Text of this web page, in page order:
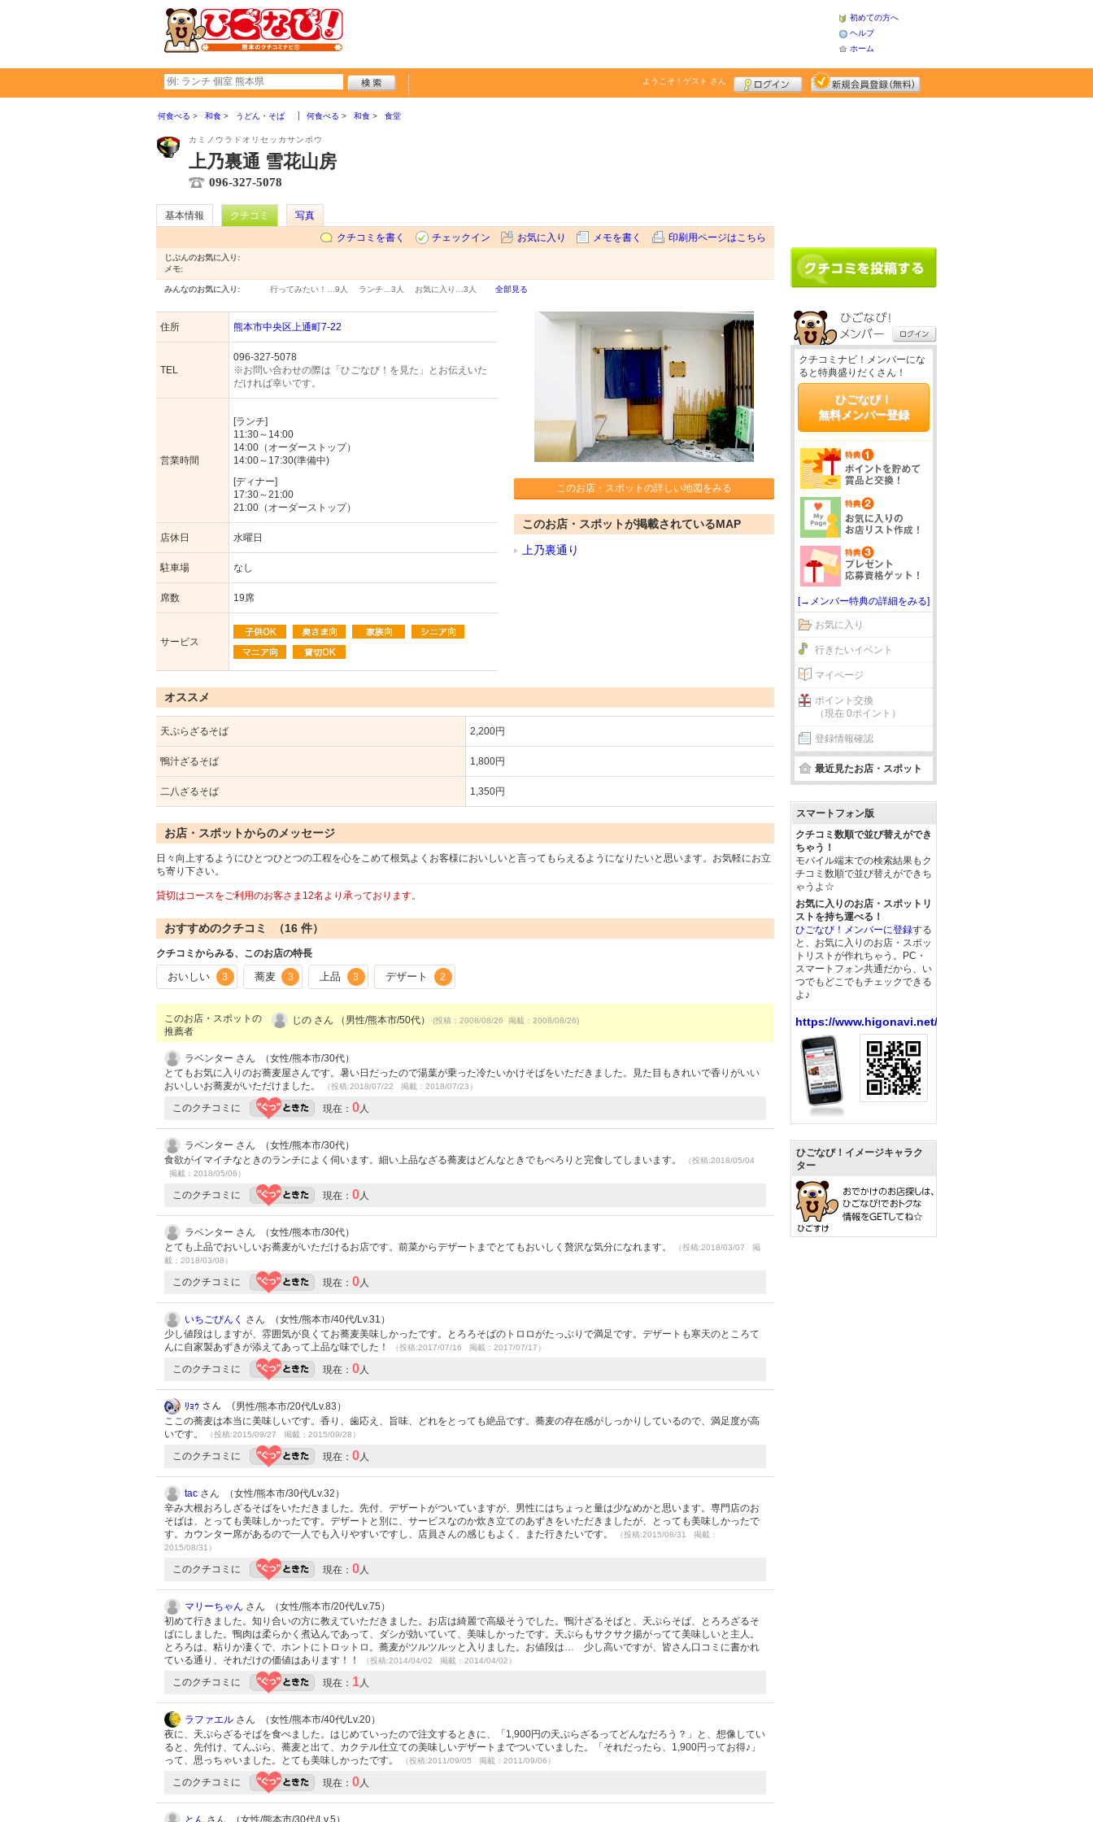
初めての方へ
ヘルプ
ホーム
ようこそ！ ゲスト さん
何食べる 和食 うどん・そば 何食べる 和食 食堂
カミノウラドオリセッカサンボウ
上乃裏通 雪花山房
096-327-5078
基本情報 クチコミ
写真
クチコミを書く
チェックイン お気に入り メモを書く 印刷用ページはこちら
じぶんのお気に入り:
メモ:
みんなのお気に入り: 行ってみたい！… 9人 ランチ… 3人 お気に入り… 3人 全部見る
住所 熊本市中央区上通町7-22
TEL
096-327-5078
※お問い合わせの際は「ひごなび！を見た」とお伝えいた
だければ幸いです。
営業時間
[ランチ]
11:30～14:00
14:00（オーダーストップ）
14:00～17:30(準備中)
[ディナー]
17:30～21:00
21:00（オーダーストップ）
店休日 水曜日
駐車場 なし
席数 19席
サービス
このお店・スポットの詳しい地図をみる
このお店・スポットが掲載されているMAP
上乃裏通り
オススメ
天ぷらざるそば 2,200円
鴨汁ざるそば 1,800円
二八ざるそば 1,350円
お店・スポットからのメッセージ
日々向上するようにひとつひとつの工程を心をこめて根気よくお客様においしいと言ってもらえるようになりたいと思います。お気軽にお立
ち寄り下さい。
貸切はコースをご利用のお客さま12名より承っております。
おすすめのクチコミ （16 件）
クチコミからみる、このお店の特長
おいしい 3 蕎麦 3 上品 3 デザート 2
このお店・スポットの
推薦者
じの さん （男性/熊本市/50代） (投稿：2008/08/26 掲載：2008/08/26)
ラベンター さん （女性/熊本市/30代）
とてもお気に入りのお蕎麦屋さんです。暑い日だったので湯葉が乗った冷たいかけそばをいただきました。見た目もきれいで香りがいい
おいしいお蕎麦がいただけました。
（投稿:2018/07/22 掲載：2018/07/23）
このクチコミに 現在： 0 人
ラベンター さん （女性/熊本市/30代）
食欲がイマイチなときのランチによく伺います。細い上品なざる蕎麦はどんなときでもぺろりと完食してしまいます。
（投稿:2018/05/04
掲載：2018/05/06）
このクチコミに 現在： 0 人
ラベンター さん （女性/熊本市/30代）
とても上品でおいしいお蕎麦がいただけるお店です。前菜からデザートまでとてもおいしく贅沢な気分になれます。
（投稿:2018/03/07 掲
載：2018/03/08）
このクチコミに 現在： 0 人
いちごぴんく さん （女性/熊本市/40代/Lv.31）
少し値段はしますが、雰囲気が良くてお蕎麦美味しかったです。とろろそばのトロロがたっぷりで満足です。デザートも寒天のところて
んに自家製あずきが添えてあって上品な味でした！
（投稿:2017/07/16 掲載：2017/07/17）
このクチコミに 現在： 0 人
ﾘｮｳ さん （男性/熊本市/20代/Lv.83）
ここの蕎麦は本当に美味しいです。香り、歯応え、旨味、どれをとっても絶品です。蕎麦の存在感がしっかりしているので、満足度が高
いです。
（投稿:2015/09/27 掲載：2015/09/28）
このクチコミに 現在： 0 人
tac さん （女性/熊本市/30代/Lv.32）
辛み大根おろしざるそばをいただきました。先付、デザートがついていますが、男性にはちょっと量は少なめかと思います。専門店のお
そばは、とっても美味しかったです。デザートと別に、サービスなのか炊き立てのあずきをいただきましたが、とっても美味しかったで
す。カウンター席があるので一人でも入りやすいですし、店員さんの感じもよく、また行きたいです。
（投稿:2015/08/31 掲載：
2015/08/31）
このクチコミに 現在： 0 人
マリーちゃん さん （女性/熊本市/20代/Lv.75）
初めて行きました。知り合いの方に教えていただきました。お店は綺麗で高級そうでした。鴨汁ざるそばと、天ぷらそば、とろろざるそ
ばにしました。鴨肉は柔らかく煮込んであって、ダシが効いていて、美味しかったです。天ぷらもサクサク揚がってて美味しいと主人。
とろろは、粘りか凄くで、ホントにトロットロ。蕎麦がツルツルッと入りました。お値段は… 少し高いですが、皆さん口コミに書かれ
ている通り、それだけの価値はあります！！
（投稿:2014/04/02 掲載：2014/04/02）
このクチコミに 現在： 1 人
ラファエル さん （女性/熊本市/40代/Lv.20）
夜に、天ぷらざるそばを食べました。はじめていったので注文するときに、「1,900円の天ぷらざるってどんなだろう？」と、想像してい
ると、先付け、てんぷら、蕎麦と出て、カクテル仕立ての美味しいデザートまでついていました。「それだったら、1,900円ってお得♪」
って、思っちゃいました。とても美味しかったです。
（投稿:2011/09/05 掲載：2011/09/06）
このクチコミに 現在： 0 人
とん さん （女性/熊本市/30代/Lv.5）
クチコミナビ！メンバーにな
ると特典盛りだくさん！
ひごなび！
無料メンバー登録
[→メンバー特典の詳細をみる]
お気に入り
行きたいイベント
マイページ
ポイント交換
（現在 0ポイント）
登録情報確認
最近見たお店・スポット
スマートフォン版
クチコミ数順で並び替えができ
ちゃう！
モバイル端末での検索結果もク
チコミ数順で並び替えができち
ゃうよ☆
お気に入りのお店・スポットリ
ストを持ち運べる！
ひごなび！メンバーに登録する
と、お気に入りのお店・スポッ
トリストが作れちゃう。PC・
スマートフォン共通だから、い
つでもどこでもチェックできる
よ♪
https://www.higonavi.net/
ひごなび！イメージキャラク
ター